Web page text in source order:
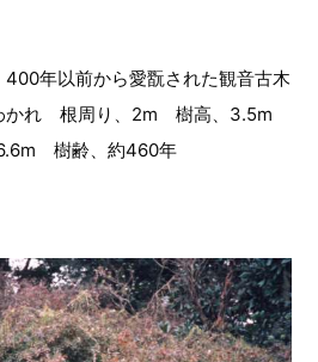
年以前から愛翫された観音古木
かれ 根周り、2m 樹高、3.5m
樹齢、約460年